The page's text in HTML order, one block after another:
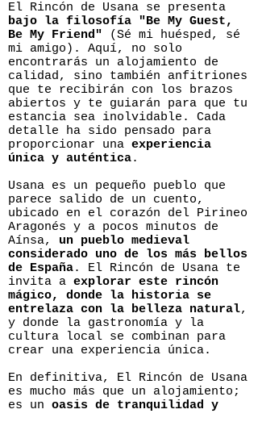
El Rincón de Usana se presenta
bajo la filosofía "Be My Guest,
Be My Friend" (Sé mi huésped, sé
mi amigo). Aquí, no solo
encontrarás un alojamiento de
calidad, sino también anfitriones
que te recibirán con los brazos
abiertos y te guiarán para que tu
estancia sea inolvidable. Cada
detalle ha sido pensado para
proporcionar una experiencia
única y auténtica.
Usana es un pequeño pueblo que
parece salido de un cuento,
ubicado en el corazón del Pirineo
Aragonés y a pocos minutos de
Aínsa, un pueblo medieval
considerado uno de los más bellos
de España. El Rincón de Usana te
invita a explorar este rincón
mágico, donde la historia se
entrelaza con la belleza natural,
y donde la gastronomía y la
cultura local se combinan para
crear una experiencia única.
En definitiva, El Rincón de Usana
es mucho más que un alojamiento;
es un oasis de tranquilidad y